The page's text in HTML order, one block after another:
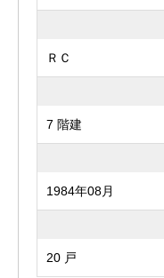
ＲＣ
7 階建
1984年08月
20 戸